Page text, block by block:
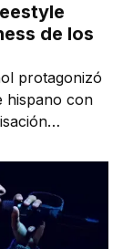
de los
protagonizó
hispano con